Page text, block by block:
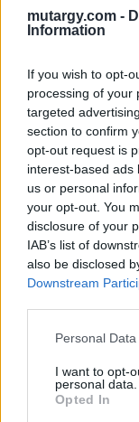
mutargy.com -
Information
If you wish to opt-
processing of your
targeted
section to confirm
opt-out request is
interest-based ads
us or personal
your opt-out. You
disclosure of your
IAB’s list of
also be disclosed
Downstream
Personal
I want to opt-
personal data.
Opted In
748. tétel:
748. tétel,
Kikiáltási ár:18 000
Aukció:
29. aukció /
Aukció időpontja:
18:00
MEGTEKINTEM